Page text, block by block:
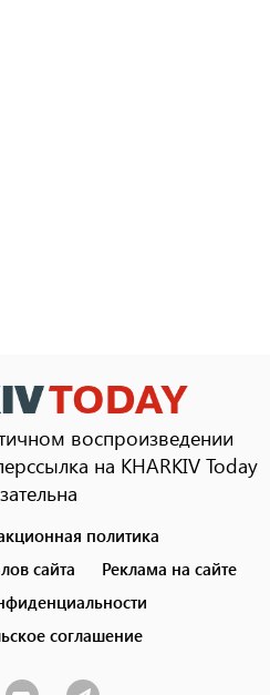
воспроизведении
на KHARKIV Today
политика
сайта
Реклама на сайте
соглашение